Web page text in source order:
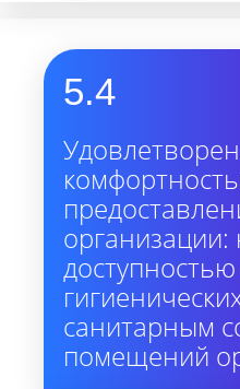
5.4
санитарным
помещений